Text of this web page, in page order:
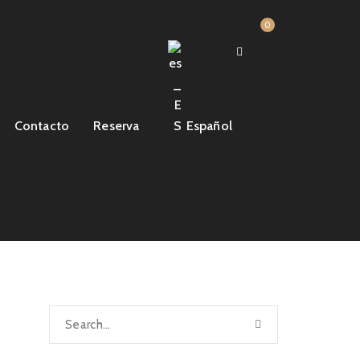
0
Contacto Reserva Español